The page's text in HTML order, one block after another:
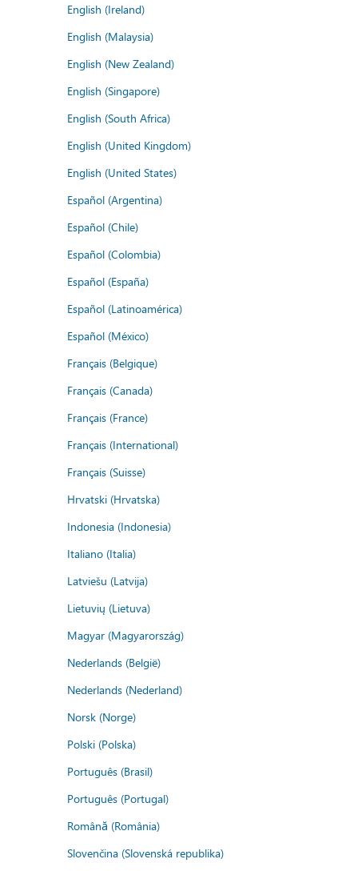
English (Ireland)
English (Malaysia)
English (New Zealand)
English (Singapore)
English (South Africa)
English (United Kingdom)
English (United States)
Español (Argentina)
Español (Chile)
Español (Colombia)
Español (España)
Español (Latinoamérica)
Español (México)
Français (Belgique)
Français (Canada)
Français (France)
Français (International)
Français (Suisse)
Hrvatski (Hrvatska)
Indonesia (Indonesia)
Italiano (Italia)
Latviešu (Latvija)
Lietuvių (Lietuva)
Magyar (Magyarország)
Nederlands (België)
Nederlands (Nederland)
Norsk (Norge)
Polski (Polska)
Português (Brasil)
Português (Portugal)
Română (România)
Slovenčina (Slovenská republika)